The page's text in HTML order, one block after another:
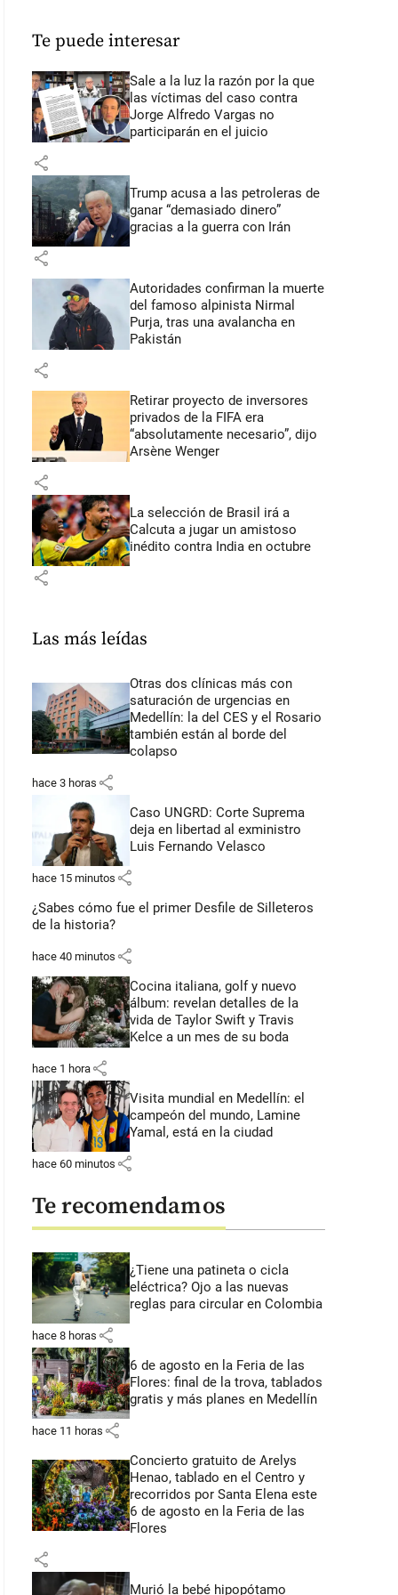
Te puede interesar
Sale a la luz la razón por la que
las víctimas del caso contra
Jorge Alfredo Vargas no
participarán en el juicio
share
Trump acusa a las petroleras de
ganar “demasiado dinero”
gracias a la guerra con Irán
share
Autoridades confirman la muerte
del famoso alpinista Nirmal
Purja, tras una avalancha en
Pakistán
share
Retirar proyecto de inversores
privados de la FIFA era
“absolutamente necesario”, dijo
Arsène Wenger
share
La selección de Brasil irá a
Calcuta a jugar un amistoso
inédito contra India en octubre
share
Las más leídas
Otras dos clínicas más con
saturación de urgencias en
Medellín: la del CES y el Rosario
también están al borde del
colapso
hace 3 horas share
Caso UNGRD: Corte Suprema
deja en libertad al exministro
Luis Fernando Velasco
hace 15 minutos share
¿Sabes cómo fue el primer Desfile de Silleteros
de la historia?
hace 40 minutos share
Cocina italiana, golf y nuevo
álbum: revelan detalles de la
vida de Taylor Swift y Travis
Kelce a un mes de su boda
hace 1 hora share
Visita mundial en Medellín: el
campeón del mundo, Lamine
Yamal, está en la ciudad
hace 60 minutos share
Te recomendamos
¿Tiene una patineta o cicla
eléctrica? Ojo a las nuevas
reglas para circular en Colombia
hace 8 horas share
6 de agosto en la Feria de las
Flores: final de la trova, tablados
gratis y más planes en Medellín
hace 11 horas share
Concierto gratuito de Arelys
Henao, tablado en el Centro y
recorridos por Santa Elena este
6 de agosto en la Feria de las
Flores
share
Murió la bebé hipopótamo